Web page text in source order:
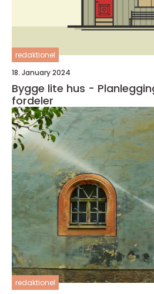
redaktionel
18. January 2024
Bygge lite hus -
fordeler
redaktionel